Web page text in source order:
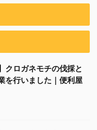
クロガネモチの伐採と
を行いました｜便利屋